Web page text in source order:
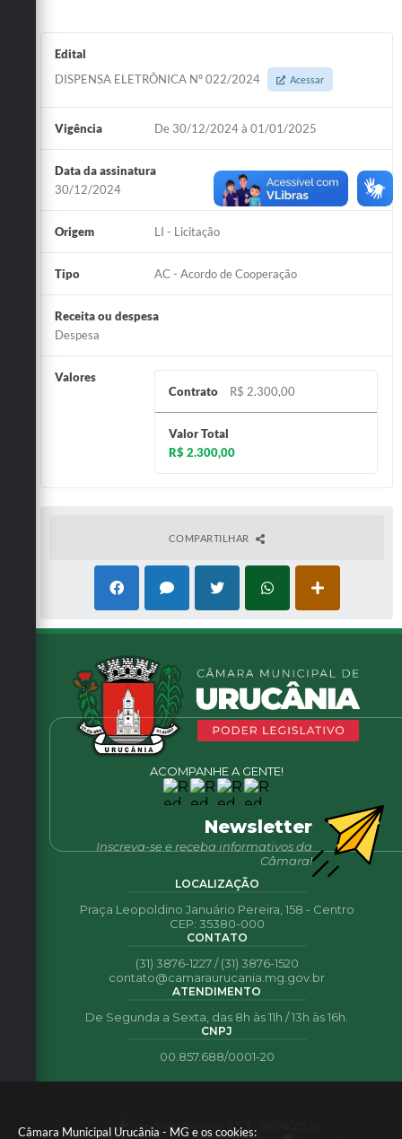
Câmara Municipal Urucânia - MG e os cookies:
Edital
DISPENSA ELETRÔNICA Nº 022/2024
Acessar
Vigência De 30/12/2024 à 01/01/2025
Data da assinatura
30/12/2024
Origem LI - Licitação
Tipo AC - Acordo de Cooperação
Receita ou despesa
Despesa
Valores
Contrato
R$ 2.300,00
Valor Total
R$ 2.300,00
COMPARTILHAR
ACOMPANHE A GENTE!
Newsletter
Inscreva-se e receba informativos da
Câmara!
LOCALIZAÇÃO
Praça Leopoldino Januário Pereira, 158 - Centro
CEP: 35380-000
CONTATO
(31) 3876-1227 / (31) 3876-1520
contato@camaraurucania.mg.gov.br
ATENDIMENTO
De Segunda a Sexta, das 8h às 11h / 13h às 16h.
CNPJ
00.857.688/0001-20
Versão do Sistema:
3.5.3 - 19/06/2026